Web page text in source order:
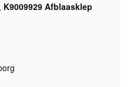
, K9009929 Afblaasklep